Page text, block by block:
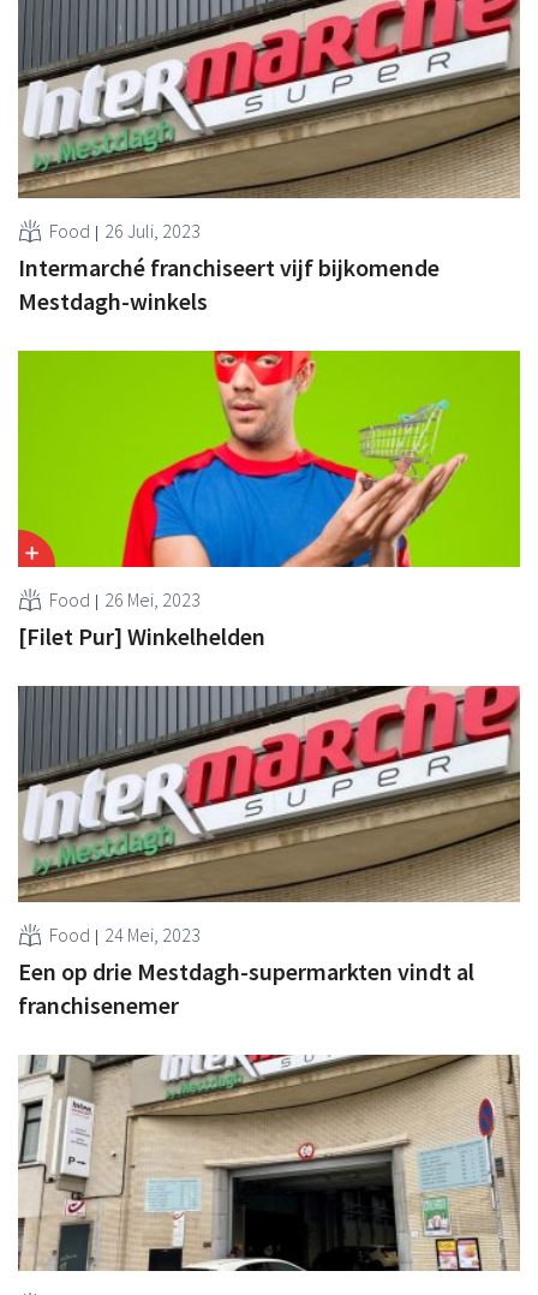
Food 26 Juli, 2023
Intermarché franchiseert vijf bijkomende
Mestdagh-winkels
Food 26 Mei, 2023
[Filet Pur] Winkelhelden
Food 24 Mei, 2023
Een op drie Mestdagh-supermarkten vindt al
franchisenemer